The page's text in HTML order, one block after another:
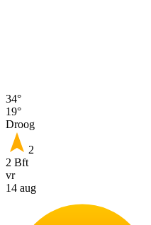
34°
19°
Droog
2
2 Bft
vr
14 aug